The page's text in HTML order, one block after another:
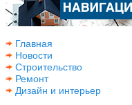
Главная
Новости
Строительство
Ремонт
Дизайн и интерьер